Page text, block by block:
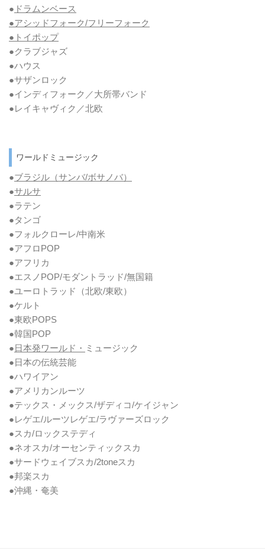
● ドラムンベース
●アシッドフォーク/フリーフォーク
●トイポップ
●クラブジャズ
●ハウス
●サザンロック
●インディフォーク／大所帯バンド
●レイキャヴィク／北欧
ワールドミュージック
●ブラジル（サンバ/ボサノバ）
●サルサ
●ラテン
●タンゴ
●フォルクローレ/中南米
●アフロPOP
●アフリカ
●エスノPOP/モダントラッド/無国籍
●ユーロトラッド（北欧/東欧）
●ケルト
●東欧POPS
●韓国POP
●日本発ワールド・ ミュージック
●日本の伝統芸能
●ハワイアン
●アメリカンルーツ
●テックス・メックス/ザディコ/ケイジャン
●レゲエ/ルーツレゲエ/ラヴァーズロック
●スカ/ロックステディ
●ネオスカ/オーセンティックスカ
●サードウェイブスカ/2toneスカ
●邦楽スカ
●沖縄・奄美